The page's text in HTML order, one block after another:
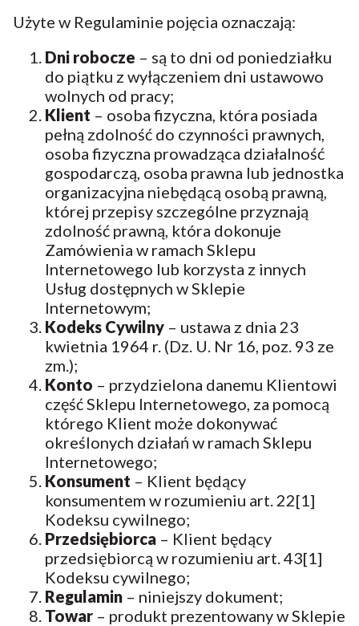
Użyte w Regulaminie pojęcia oznaczają:
Dni robocze – są to dni od poniedziałku
do piątku z wyłączeniem dni ustawowo
wolnych od pracy;
Klient – osoba fizyczna, która posiada
pełną zdolność do czynności prawnych,
osoba fizyczna prowadząca działalność
gospodarczą, osoba prawna lub jednostka
organizacyjna niebędącą osobą prawną,
której przepisy szczególne przyznają
zdolność prawną, która dokonuje
Zamówienia w ramach Sklepu
Internetowego lub korzysta z innych
Usług dostępnych w Sklepie
Internetowym;
Kodeks Cywilny – ustawa z dnia 23
kwietnia 1964 r. (Dz. U. Nr 16, poz. 93 ze
zm.);
Konto – przydzielona danemu Klientowi
część Sklepu Internetowego, za pomocą
którego Klient może dokonywać
określonych działań w ramach Sklepu
Internetowego;
Konsument – Klient będący
konsumentem w rozumieniu art. 22[1]
Kodeksu cywilnego;
Przedsiębiorca – Klient będący
przedsiębiorcą w rozumieniu art. 43[1]
Kodeksu cywilnego;
Regulamin – niniejszy dokument;
Towar – produkt prezentowany w Sklepie